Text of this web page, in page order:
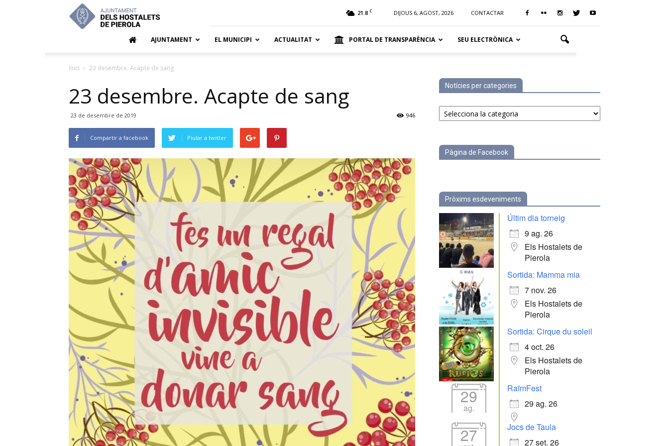
Hostalets
de
21.8 C DIJOUS 6, AGOST, 2026 CONTACTAR
AJUNTAMENT EL MUNICIPI ACTUALITAT PORTAL DE TRANSPARÈNCIA SEU ELECTRÒNICA
Inici 23 desembre. Acapte de sang
23 desembre. Acapte de sang
23 de desembre de 2019 946
Compartir a facebook Piular a twitter
Notícies per categories
Notícies
per
Pàgina de Facebook
Pròxims esdeveniments
Últim dia torneig
9 ag. 26
Els Hostalets de
Pierola
Sortida: Mamma mia
7 nov. 26
Els Hostalets de
Pierola
Sortida: Cirque du soleil
4 oct. 26
Els Hostalets de
Pierola
29
ag.
RaïmFest
29 ag. 26
27
Jocs de Taula
27 set. 26